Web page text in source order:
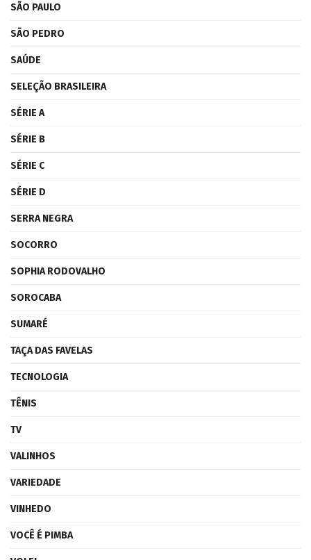
SÃO PAULO
SÃO PEDRO
SAÚDE
SELEÇÃO BRASILEIRA
SÉRIE A
SÉRIE B
SÉRIE C
SÉRIE D
SERRA NEGRA
SOCORRO
SOPHIA RODOVALHO
SOROCABA
SUMARÉ
TAÇA DAS FAVELAS
TECNOLOGIA
TÊNIS
TV
VALINHOS
VARIEDADE
VINHEDO
VOCÊ É PIMBA